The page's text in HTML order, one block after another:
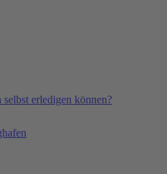
selbst erledigen können?